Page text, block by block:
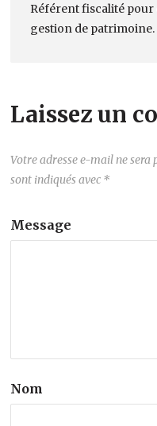
Référent fiscalité
gestion de patrimoine.
Laissez un
Votre adresse e-mail ne sera
sont indiqués avec *
Message
Nom